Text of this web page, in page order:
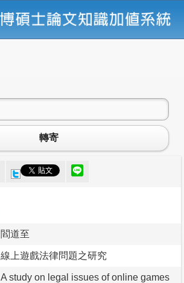
轉寄
閻道至
線上遊戲法律問題之研究
A study on legal issues of online games